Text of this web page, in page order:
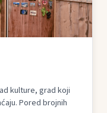
kulture, grad koji
Pored brojnih